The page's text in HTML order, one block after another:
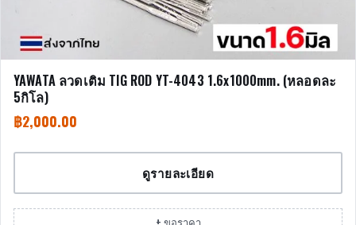
YAWATA ลวดเติม TIG ROD YT-4043 1.6x1000mm. (หลอดละ
5กิโล)
฿2,000.00
ดูรายละเอียด